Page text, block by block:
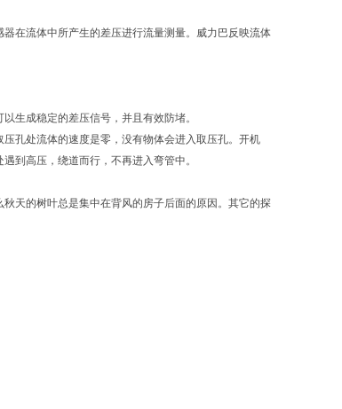
在流体中所产生的差压进行流量测量。威力巴反映流体
生成稳定的差压信号，并且有效防堵。
孔处流体的速度是零，没有物体会进入取压孔。开机
到高压，绕道而行，不再进入弯管中。
天的树叶总是集中在背风的房子后面的原因。其它的探